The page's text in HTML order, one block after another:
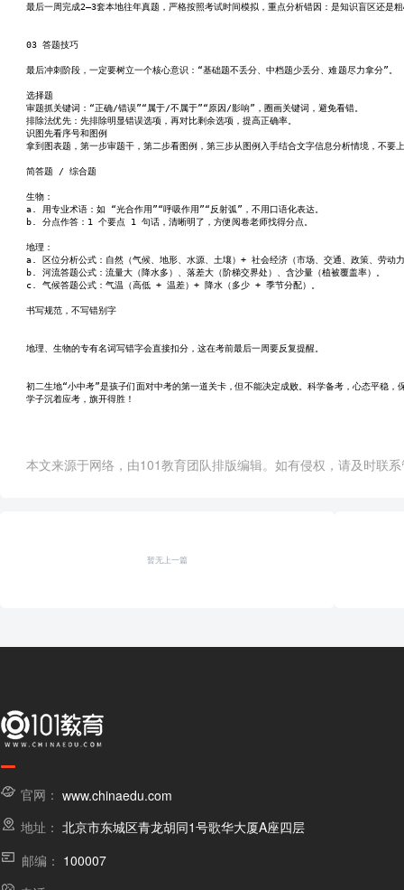
最后一周完成2—3套本地往年真题，严格按照考试时间模拟，重点分析错因：是知识盲区还是
03 答题技巧
最后冲刺阶段，一定要树立一个核心意识：“基础题不丢分、中档题少丢分、难题尽力拿分”。
选择题
审题抓关键词：“正确/错误”“属于/不属于”“原因/影响”，圈画关键词，避免看错。
排除法优先：先排除明显错误选项，再对比剩余选项，提高正确率。
识图先看序号和图例
拿到图表题，第一步审题干，第二步看图例，第三步从图例入手结合文字信息分析情境，不要
简答题 / 综合题
生物：
a. 用专业术语：如 “光合作用”“呼吸作用”“反射弧”，不用口语化表达。
b. 分点作答：1 个要点 1 句话，清晰明了，方便阅卷老师找得分点。
地理：
a. 区位分析公式：自然（气候、地形、水源、土壤）+ 社会经济（市场、交通、政策、劳动
b. 河流答题公式：流量大（降水多）、落差大（阶梯交界处）、含沙量（植被覆盖率）。
c. 气候答题公式：气温（高低 + 温差）+ 降水（多少 + 季节分配）。
书写规范，不写错别字
地理、生物的专有名词写错字会直接扣分，这在考前最后一周要反复提醒。
初二生地“小中考”是孩子们面对中考的第一道关卡，但不能决定成败。科学备考，心态平稳
学子沉着应考，旗开得胜！
本文来源于网络，由101教育团队排版编辑。如有侵权，请及时联
暂无上一篇
官网： www.chinaedu.com
地址： 北京市东城区青龙胡同1号歌华大厦A座四层
邮编： 100007